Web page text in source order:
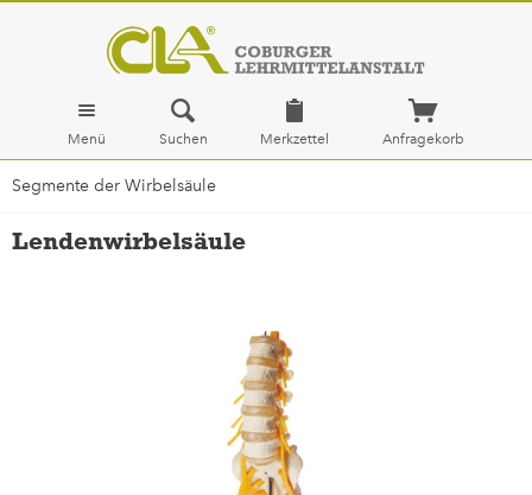
Menü Suchen Merkzettel Anfragekorb
Segmente der Wirbelsäule
Lendenwirbelsäule